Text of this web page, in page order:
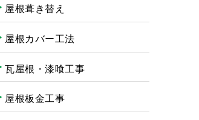
屋根葺き替え
屋根カバー工法
瓦屋根・漆喰工事
屋根板金工事